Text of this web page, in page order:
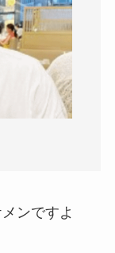
ンですよ